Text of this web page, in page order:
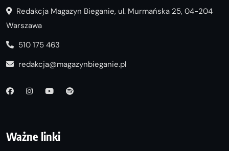
Redakcja Magazyn Bieganie, ul. Murmańska 25, 04-204
Warszawa
510 175 463
redakcja@magazynbieganie.pl
Ważne linki